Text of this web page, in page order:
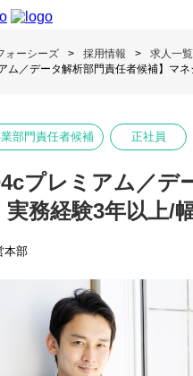
ォーシーズ 採用情報 求人一覧
ム／データ解析部門責任者候補】マ
部門責任者候補 正社員
プレミアム／
実務経験3年以上/
本部